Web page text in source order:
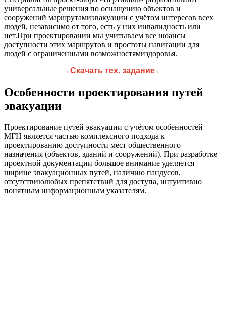
универсальные решения по оснащению объектов и
сооружений маршрутамиэвакуации с учётом интересов всех
людей, независимо от того, есть у них инвалидность или
нет.При проектировании мы учитываем все нюансы
доступности этих маршрутов и простоты навигации для
людей с ограниченными возможностямиздоровья.
→Скачать тех. задание←
Особенности проектирования путей
эвакуации
Проектирование путей эвакуации с учётом особенностей
МГН является частью комплексного подхода к
проектированию доступности мест общественного
назначения (объектов, зданий и сооружений). При разработке
проектной документации большое внимание уделяется
ширине эвакуационных путей, наличию пандусов,
отсутствиюлюбых препятствий для доступа, интуитивно
понятным информационным указателям.